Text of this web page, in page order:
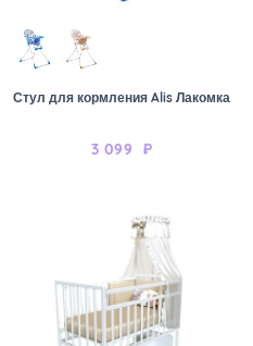
Стул для кормления Alis Лакомка
3 099 ₽